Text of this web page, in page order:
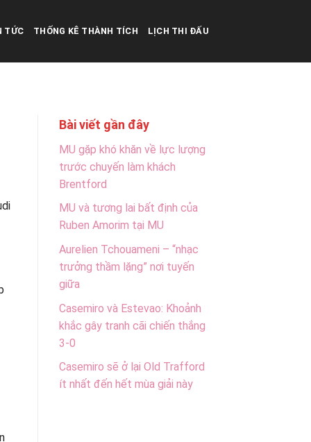
TỨC THỐNG KÊ THÀNH TÍCH LỊCH THI ĐẤU
Bài viết gần đây
MU gặp khó khăn về lực lượng
trước chuyến làm khách
Brentford
MU và tương lai bất định của
Ruben Amorim tại MU
Aurelien Tchouameni – “nhạc
trưởng thầm lặng” nơi tuyến
giữa
Casemiro và Estevao: Khoảnh
khắc gây tranh cãi chiến thắng
3-0
Casemiro sẽ ở lại Old Trafford
ít nhất đến hết mùa giải này